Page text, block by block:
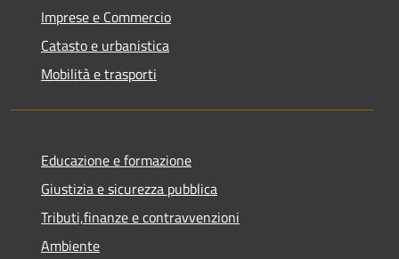
Imprese e Commercio
Catasto e urbanistica
Mobilità e trasporti
Educazione e formazione
Giustizia e sicurezza pubblica
Tributi,finanze e contravvenzioni
Ambiente